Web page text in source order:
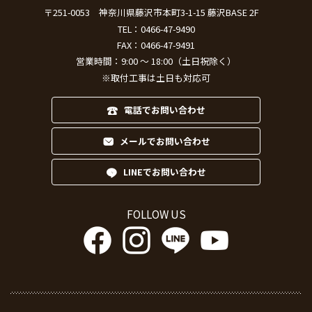
〒251-0053
神奈川県藤沢市本町3-1-15 藤沢BASE 2F
TEL： 0466-47-9490
FAX：0466-47-9491
営業時間：9:00 ～ 18:00（土日祝除く）
※取付工事は土日も対応可
電話でお問い合わせ
メールでお問い合わせ
LINEでお問い合わせ
FOLLOW US